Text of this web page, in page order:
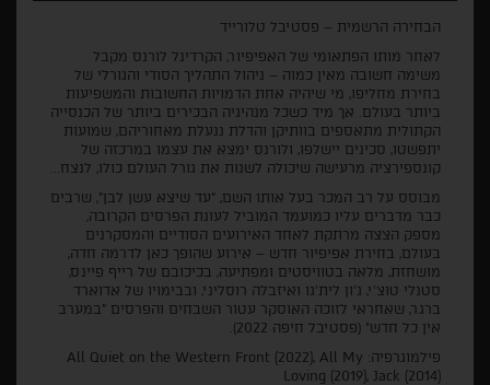
הבחירה הרשמית – פסטיבל טלורייד
לאחר מותו הפתאומי של האפיפיור, הקרדינל לורנס מקבל
משימה חשובה מאין כמוה – ניהול התהליך הסודי והגורלי של
בחירת מחליפו, מי שיהיה אחת הדמויות החשובות והמשפיעות
ביותר בעולם. אך מיד כשכל מנהיגיה הבכירים ביותר של הכנסייה
הקתולית מתאספים בוותיקן והדלת ננעלת מאחוריהם, שמועות
יתפשטו, סכינים יישלפו, ולורנס ימצא את עצמו במרכזה של
קונספירציה מרעישה שיכולה לשנות את גורל העולם כולו, לנצח...
מבוסס על רב המכר בעל אותו השם, "עד שיצא עשן לבן", שרבים
כבר מדברים עליו כמועמד המוביל לעונת הפרסים הקרובה,
מספק הצצה מרתקת לאחד האירועים הסודיים והמסקרנים
בעולם, בחירת אפיפיור חדש – אירוע שהופך כאן לדרמה חדה,
מושחזת, מלאה בטוויסטים ומפתיעה, בכיכובם של רייף פיינס,
סטנלי טוצ'י, ג'ון לית'גו ואיזבלה רוסליני, ובבימויו של אדוארד
ברגר, שאחראי לזוכה האוסקר עטור השבחים והפרסים "במערב
אין כל חדש" (פסטיבל חיפה 2022).
פילמוגרפיה: All Quiet on the Western Front (2022), All My
Loving (2019), Jack (2014)